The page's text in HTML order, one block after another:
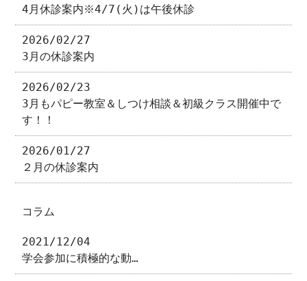
4月休診案内※4/7(火)は午後休診
2026/02/27
3月の休診案内
2026/02/23
3月もパピー教室＆しつけ相談＆初級クラス開催中で
す！！
2026/01/27
２月の休診案内
コラム
2021/12/04
学会参加に積極的な動…